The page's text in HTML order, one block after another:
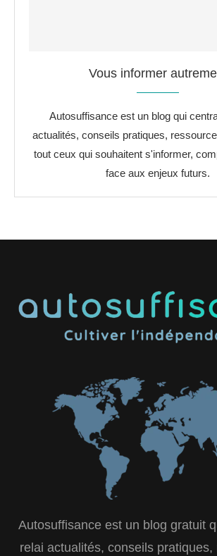
Vous informer
Autosuffisance est un blog qui
actualités, conseils pratiques,
tout ceux qui souhaitent s'informer,
face aux enjeux futurs.
Autosuffisance est un blog gratuit
relai actualités, conseils pratiques,